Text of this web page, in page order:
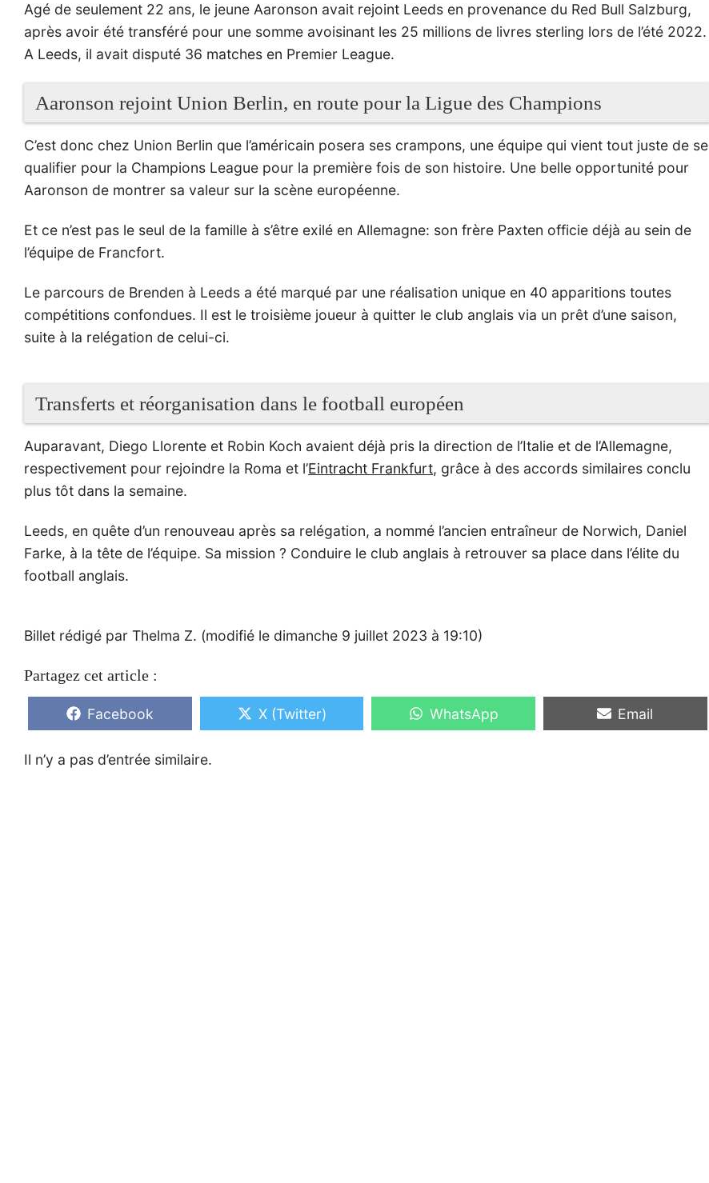
Agé de seulement 22 ans, le jeune Aaronson avait rejoint Leeds en provenance du Red Bull Salzburg,
après avoir été transféré pour une somme avoisinant les 25 millions de livres sterling lors de l’été 2022.
A Leeds, il avait disputé 36 matches en Premier League.
Aaronson rejoint Union Berlin, en route pour la Ligue des Champions
C’est donc chez Union Berlin que l’américain posera ses crampons, une équipe qui vient tout juste de se
qualifier pour la Champions League pour la première fois de son histoire. Une belle opportunité pour
Aaronson de montrer sa valeur sur la scène européenne.
Et ce n’est pas le seul de la famille à s’être exilé en Allemagne: son frère Paxten officie déjà au sein de
l’équipe de Francfort.
Le parcours de Brenden à Leeds a été marqué par une réalisation unique en 40 apparitions toutes
compétitions confondues. Il est le troisième joueur à quitter le club anglais via un prêt d’une saison,
suite à la relégation de celui-ci.
Transferts et réorganisation dans le football européen
Auparavant, Diego Llorente et Robin Koch avaient déjà pris la direction de l’Italie et de l’Allemagne,
respectivement pour rejoindre la Roma et l’Eintracht Frankfurt, grâce à des accords similaires conclu
plus tôt dans la semaine.
Leeds, en quête d’un renouveau après sa relégation, a nommé l’ancien entraîneur de Norwich, Daniel
Farke, à la tête de l’équipe. Sa mission ? Conduire le club anglais à retrouver sa place dans l’élite du
football anglais.
Billet rédigé par Thelma Z. (modifié le dimanche 9 juillet 2023 à 19:10)
Partagez cet article :
Share
on
Facebook
Share
on
X (Twitter)
Share
on
WhatsApp
Share
on
Email
Il n’y a pas d’entrée similaire.